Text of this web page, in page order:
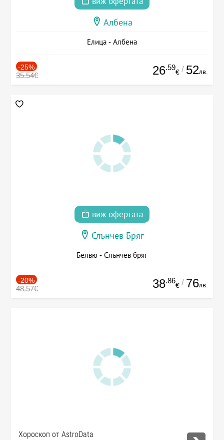
Албена
Елица - Албена
-25%
35.54€ 26.59
€ / 52лв.
виж офертата
Слънчев Бряг
Белвю - Слънчев бряг
-20%
48.57€ 38.86
€ / 76лв.
Хороскоп от AstroData